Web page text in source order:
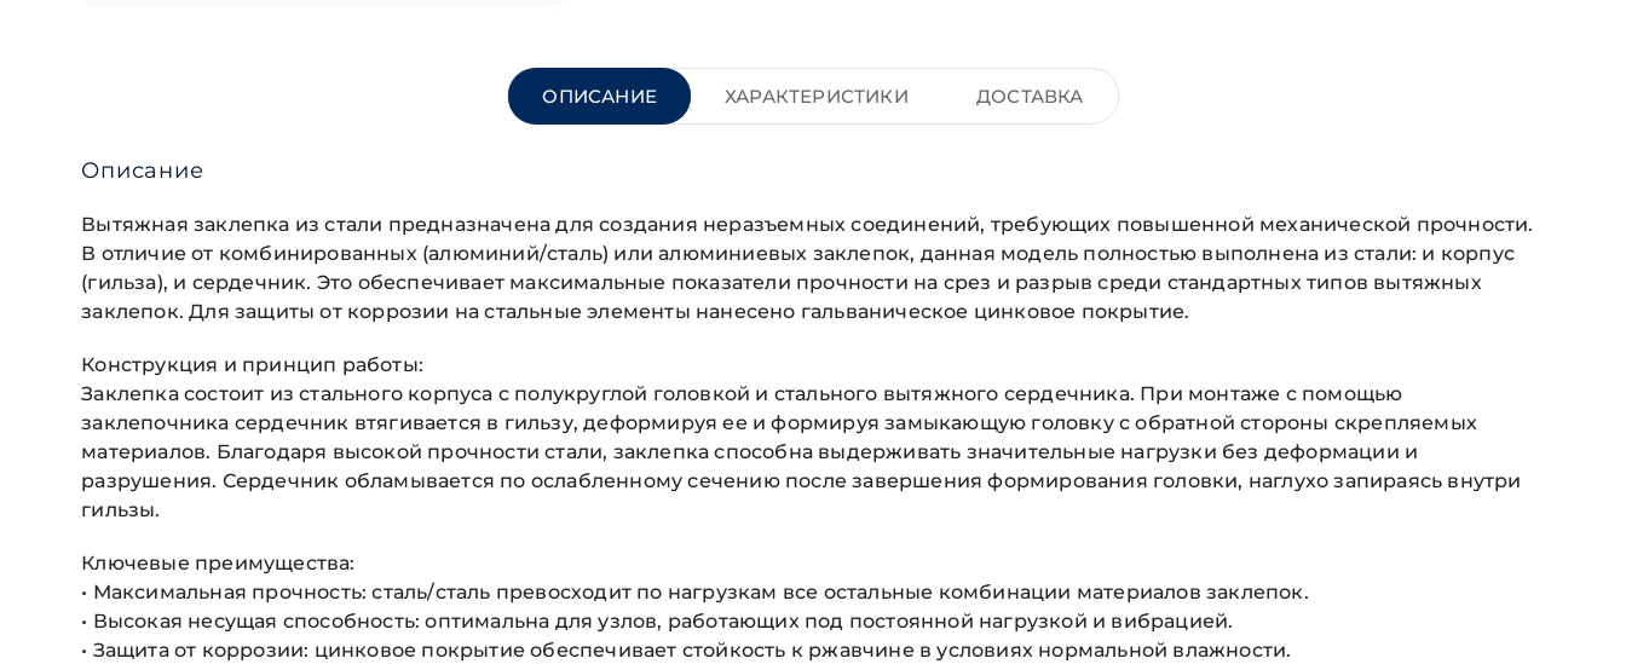
ОПИСАНИЕ ХАРАКТЕРИСТИКИ ДОСТАВКА
Описание
Вытяжная заклепка из стали предназначена для создания неразъемных соединений, требующих повышенной механической прочности.
В отличие от комбинированных (алюминий/сталь) или алюминиевых заклепок, данная модель полностью выполнена из стали: и корпус
(гильза), и сердечник. Это обеспечивает максимальные показатели прочности на срез и разрыв среди стандартных типов вытяжных
заклепок. Для защиты от коррозии на стальные элементы нанесено гальваническое цинковое покрытие.
Конструкция и принцип работы:
Заклепка состоит из стального корпуса с полукруглой головкой и стального вытяжного сердечника. При монтаже с помощью
заклепочника сердечник втягивается в гильзу, деформируя ее и формируя замыкающую головку с обратной стороны скрепляемых
материалов. Благодаря высокой прочности стали, заклепка способна выдерживать значительные нагрузки без деформации и
разрушения. Сердечник обламывается по ослабленному сечению после завершения формирования головки, наглухо запираясь внутри
гильзы.
Ключевые преимущества:
• Максимальная прочность: сталь/сталь превосходит по нагрузкам все остальные комбинации материалов заклепок.
• Высокая несущая способность: оптимальна для узлов, работающих под постоянной нагрузкой и вибрацией.
• Защита от коррозии: цинковое покрытие обеспечивает стойкость к ржавчине в условиях нормальной влажности.